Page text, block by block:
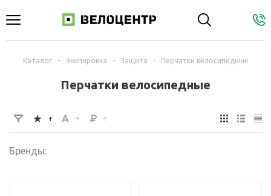
Каталог - Экипировка - Защита - Перчатки велосипедные
Перчатки велосипедные
Бренды: